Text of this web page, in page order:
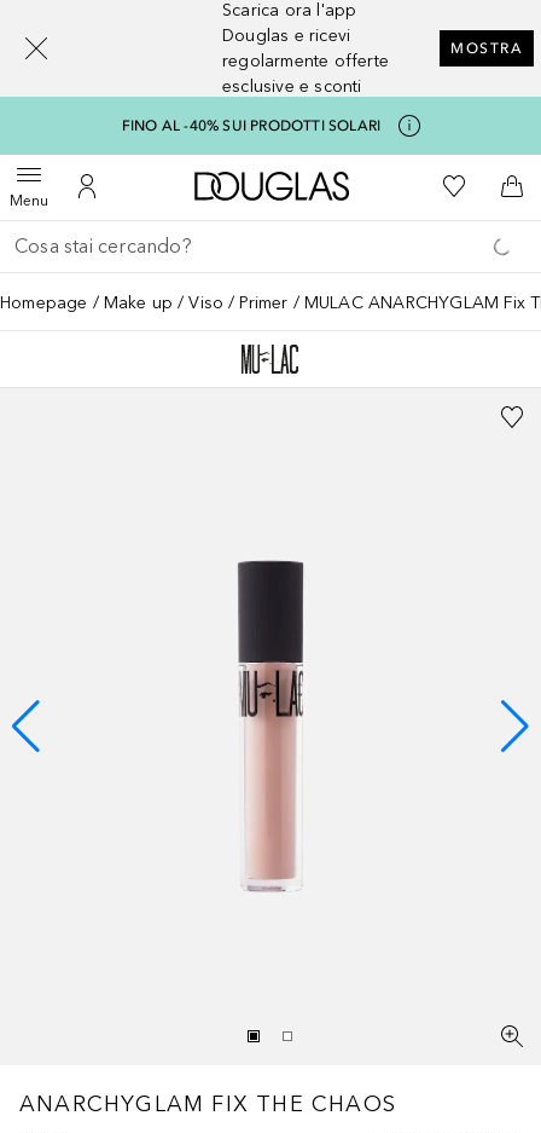
Scarica ora l'app
Douglas e ricevi
regolarmente offerte
esclusive e sconti
MOSTRA
FINO AL -40% SUI PRODOTTI SOLARI
MenuApri menuAl Mio Account
A Douglas HomeAlla Mia
Al
Torna indietro
Esegui ricerca
Homepage Make up Viso Primer MULAC ANARCHYGLAM Fix
ANARCHYGLAM FIX THE CHAOS
[navigation.slideout.screenreader]